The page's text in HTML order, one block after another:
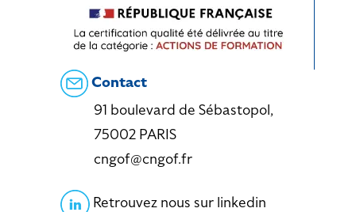
Contact
91 boulevard de Sébastopol,
75002 PARIS
cngof@cngof.fr
Retrouvez nous sur linkedin